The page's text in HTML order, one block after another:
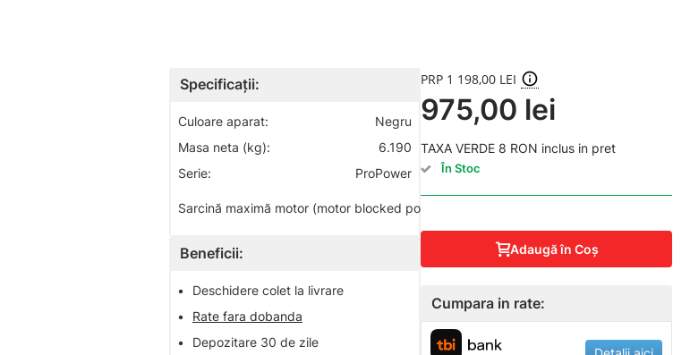
Specificații:
Culoare aparat:
Negru
Masa neta (kg):
6.190
Serie:
ProPower
Sarcină maximă motor (motor blocked power):
2200
Beneficii:
•
Deschidere colet la livrare
•
Rate fara dobanda
•
Depozitare 30 de zile
PRP 1 198,00 LEI
975,00 lei
TAXA VERDE 8 RON inclus in pret
În Stoc
Adaugă în Coş
Cumpara in rate: